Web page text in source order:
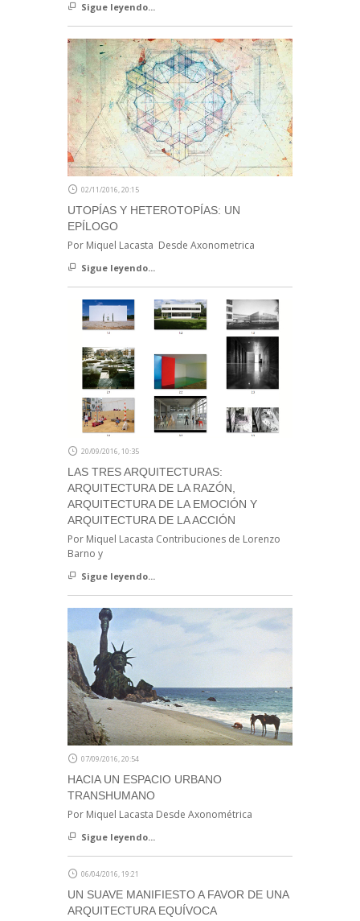
Sigue leyendo...
02/11/2016, 20:15
UTOPÍAS Y HETEROTOPÍAS: UN
EPÍLOGO
Por Miquel Lacasta Desde Axonometrica
Sigue leyendo...
20/09/2016, 10:35
LAS TRES ARQUITECTURAS:
ARQUITECTURA DE LA RAZÓN,
ARQUITECTURA DE LA EMOCIÓN Y
ARQUITECTURA DE LA ACCIÓN
Por Miquel Lacasta Contribuciones de Lorenzo
Barno y
Sigue leyendo...
07/09/2016, 20:54
HACIA UN ESPACIO URBANO
TRANSHUMANO
Por Miquel Lacasta Desde Axonométrica
Sigue leyendo...
06/04/2016, 19:21
UN SUAVE MANIFIESTO A FAVOR DE UNA
ARQUITECTURA EQUÍVOCA